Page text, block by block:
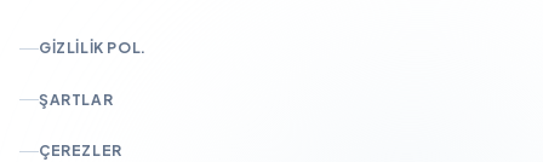
GIZLILIK POL.
ŞARTLAR
ÇEREZLER